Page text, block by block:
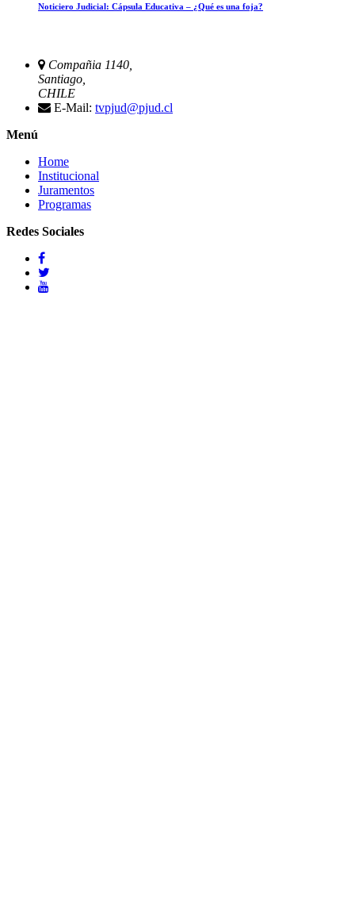
Noticiero Judicial: Cápsula Educativa – ¿Qué es una foja?
Compañia 1140,
Santiago,
CHILE
E-Mail: tvpjud@pjud.cl
Menú
Home
Institucional
Juramentos
Programas
Redes Sociales